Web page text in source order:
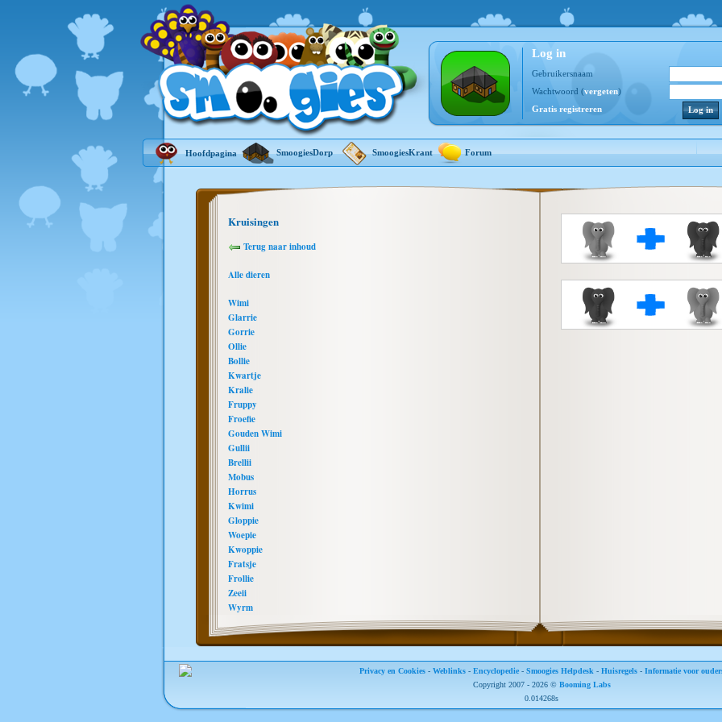
Log in
Gebruikersnaam
Wachtwoord (vergeten)
Gratis registreren
Hoofdpagina SmoogiesDorp SmoogiesKrant Forum
Kruisingen
Terug naar inhoud
Alle dieren
Wimi
Glarrie
Gorrie
Ollie
Bollie
Kwartje
Kralie
Fruppy
Froefie
Gouden Wimi
Gullii
Brellii
Mobus
Horrus
Kwimi
Gloppie
Woepie
Kwoppie
Fratsje
Frollie
Zeeii
Wyrm
Privacy en Cookies- Weblinks- Encyclopedie- Smoogies Helpdesk - Huisregels- Informatie voor
Copyright 2007 - 2026 © Booming Labs
0.014268s